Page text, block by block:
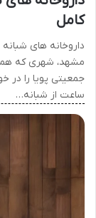
کامل
داروخانه های
مشهد، شهری که
جمعیتی پویا را در
ساعت از شبانه…